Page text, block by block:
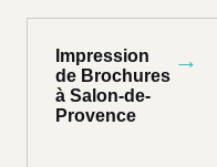
Impression
de Brochures
à Salon-de-
Provence
→